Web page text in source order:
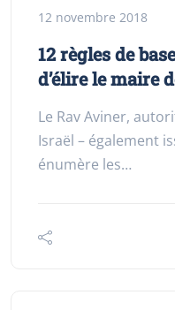
12 novembre 2018
12 règles de
d’élire le maire
Le Rav Aviner,
Israël – également
énumère les…